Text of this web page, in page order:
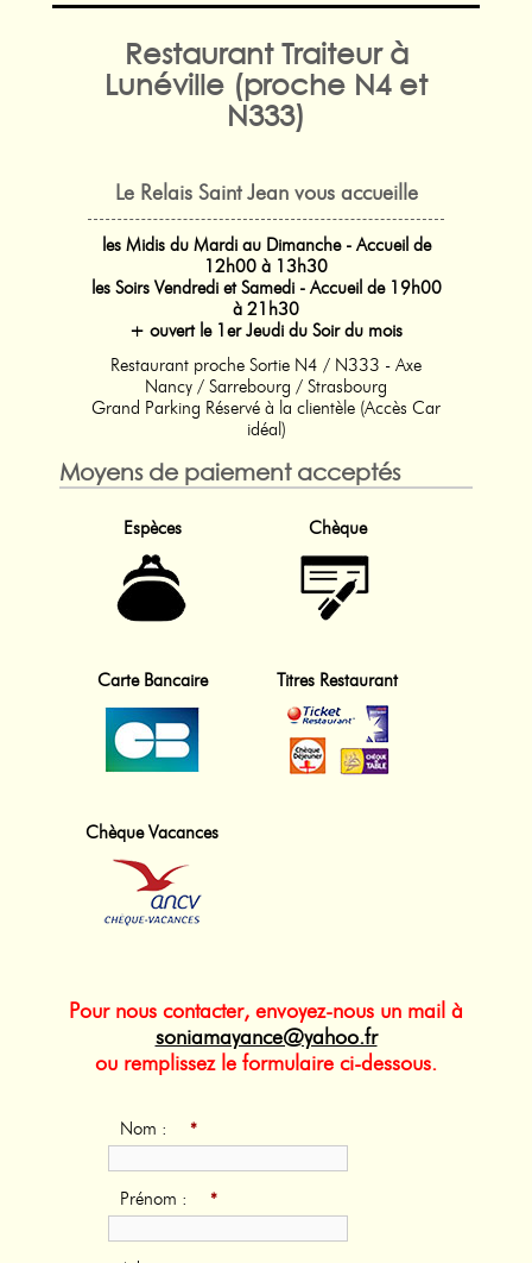
Restaurant Traiteur à
Lunéville (proche N4 et
N333)
Le Relais Saint Jean vous accueille
les Midis du Mardi au Dimanche - Accueil de
12h00 à 13h30
les Soirs Vendredi et Samedi - Accueil de 19h00
à 21h30
+ ouvert le 1er Jeudi du Soir du mois
Restaurant proche Sortie N4 / N333 - Axe
Nancy / Sarrebourg / Strasbourg
Grand Parking Réservé à la clientèle (Accès Car
idéal)
Moyens de paiement acceptés
Espèces Chèque
Carte Bancaire Titres Restaurant
Chèque Vacances
Pour nous contacter, envoyez-nous un mail à
soniamayance@yahoo.fr
ou remplissez le formulaire ci-dessous.
Nom : *
Prénom : *